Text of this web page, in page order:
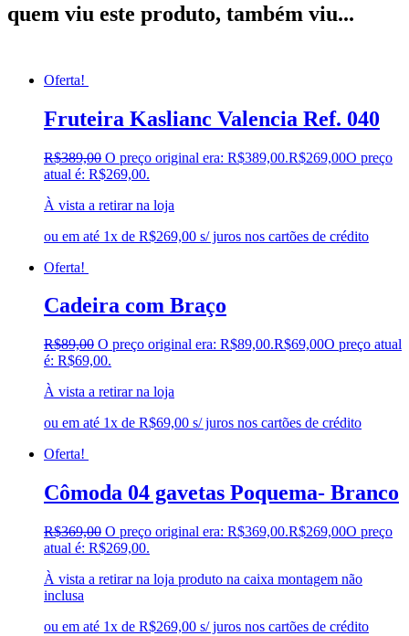
quem viu este produto, também viu...
Oferta!
Fruteira Kaslianc Valencia Ref. 040
R$389,00 O preço original era: R$389,00.R$269,00O preço
atual é: R$269,00.
À vista a retirar na loja
ou em até 1x de R$269,00 s/ juros nos cartões de crédito
Oferta!
Cadeira com Braço
R$89,00 O preço original era: R$89,00.R$69,00O preço atual
é: R$69,00.
À vista a retirar na loja
ou em até 1x de R$69,00 s/ juros nos cartões de crédito
Oferta!
Cômoda 04 gavetas Poquema- Branco
R$369,00 O preço original era: R$369,00.R$269,00O preço
atual é: R$269,00.
À vista a retirar na loja produto na caixa montagem não
inclusa
ou em até 1x de R$269,00 s/ juros nos cartões de crédito